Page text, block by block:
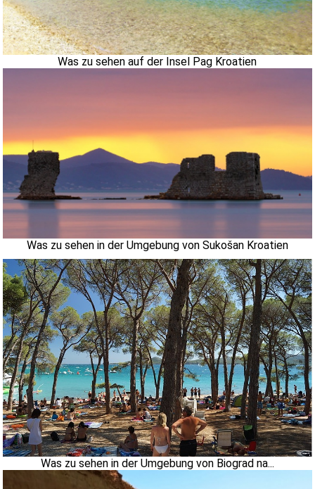
Was zu sehen auf der Insel Pag Kroatien
Was zu sehen in der Umgebung von Sukošan Kroatien
Was zu sehen in der Umgebung von Biograd na...